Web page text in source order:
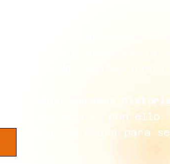
al Barcelona modernos
filosofía pervive en la
desde Van Basten
haremos
el deporte y, con ello,
¡Regístrate ahora para